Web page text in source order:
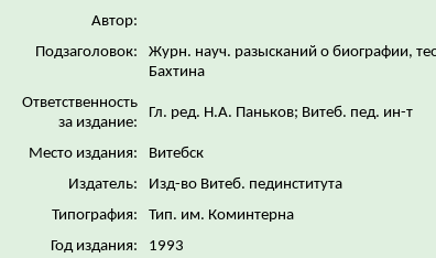
Автор:
Подзаголовок:
Журн. науч. разысканий о биографии,
Бахтина
Ответственность
за издание:
Гл. ред. Н.А. Паньков; Витеб. пед. ин-т
Место издания:
Витебск
Издатель:
Изд-во Витеб. пединститута
Типография:
Тип. им. Коминтерна
Год издания:
1993